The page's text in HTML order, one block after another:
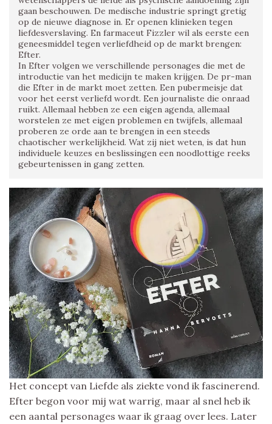
gaan beschouwen. De medische industrie springt gretig
op de nieuwe diagnose in. Er openen klinieken tegen
liefdesverslaving. En farmaceut Fizzler wil als eerste een
geneesmiddel tegen verliefdheid op de markt brengen:
Efter.
In Efter volgen we verschillende personages die met de
introductie van het medicijn te maken krijgen. De pr-man
die Efter in de markt moet zetten. Een pubermeisje dat
voor het eerst verliefd wordt. Een journaliste die onraad
ruikt. Allemaal hebben ze een eigen agenda, allemaal
worstelen ze met eigen problemen en twijfels, allemaal
proberen ze orde aan te brengen in een steeds
chaotischer werkelijkheid. Wat zij niet weten, is dat hun
individuele keuzes en beslissingen een noodlottige reeks
gebeurtenissen in gang zetten.
Het concept van Liefde als ziekte vond ik fascinerend.
Efter begon voor mij wat warrig, maar al snel heb ik
een aantal personages waar ik graag over lees. Later